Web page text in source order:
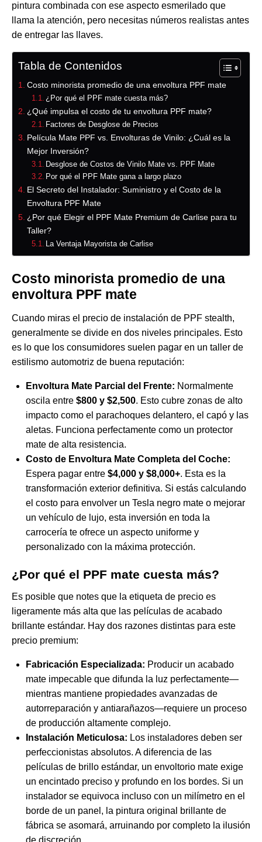
pintura combinada con ese aspecto esmerilado que
llama la atención, pero necesitas números realistas antes
de entregar las llaves.
Tabla de Contenidos
Costo minorista promedio de una envoltura PPF mate
¿Por qué el PPF mate cuesta más?
¿Qué impulsa el costo de tu envoltura PPF mate?
Factores de Desglose de Precios
Película Mate PPF vs. Envolturas de Vinilo: ¿Cuál es la
Mejor Inversión?
Desglose de Costos de Vinilo Mate vs. PPF Mate
Por qué el PPF Mate gana a largo plazo
El Secreto del Instalador: Suministro y el Costo de la
Envoltura PPF Mate
¿Por qué Elegir el PPF Mate Premium de Carlise para tu
Taller?
La Ventaja Mayorista de Carlise
Costo minorista promedio de una
envoltura PPF mate
Cuando miras el precio de instalación de PPF stealth,
generalmente se divide en dos niveles principales. Esto
es lo que los consumidores suelen pagar en un taller de
estilismo automotriz de buena reputación:
Envoltura Mate Parcial del Frente: Normalmente
oscila entre $800 y $2,500. Esto cubre zonas de alto
impacto como el parachoques delantero, el capó y las
aletas. Funciona perfectamente como un protector
mate de alta resistencia.
Costo de Envoltura Mate Completa del Coche:
Espera pagar entre $4,000 y $8,000+. Esta es la
transformación exterior definitiva. Si estás calculando
el costo para envolver un Tesla negro mate o mejorar
un vehículo de lujo, esta inversión en toda la
carrocería te ofrece un aspecto uniforme y
personalizado con la máxima protección.
¿Por qué el PPF mate cuesta más?
Es posible que notes que la etiqueta de precio es
ligeramente más alta que las películas de acabado
brillante estándar. Hay dos razones distintas para este
precio premium:
Fabricación Especializada: Producir un acabado
mate impecable que difunda la luz perfectamente—
mientras mantiene propiedades avanzadas de
autorreparación y antiarañazos—requiere un proceso
de producción altamente complejo.
Instalación Meticulosa: Los instaladores deben ser
perfeccionistas absolutos. A diferencia de las
películas de brillo estándar, un envoltorio mate exige
un encintado preciso y profundo en los bordes. Si un
instalador se equivoca incluso con un milímetro en el
borde de un panel, la pintura original brillante de
fábrica se asomará, arruinando por completo la ilusión
de discreción.